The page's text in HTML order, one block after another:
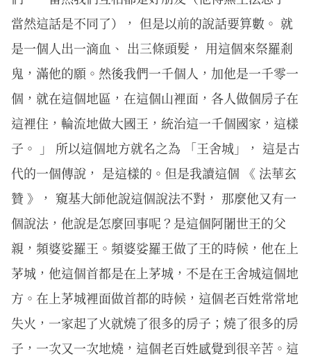
當然這話是不同了）， 但是以前的說話要算數。 就
是一個人出一滴血、 出三條頭髮， 用這個來祭羅剎
鬼，滿他的願。然後我們一千個人，加他是一千零一
個，就在這個地區，在這個山裡面，各人做個房子在
這裡住，輪流地做大國王，統治這一千個國家，這樣
子。 」 所以這個地方就名之為 「王舍城」， 這是古
代的一個傳說， 是這樣的。但是我讀這個 《 法華玄
贊 》， 窺基大師他說這個說法不對， 那麼他又有一
個說法，他說是怎麼回事呢？是這個阿闍世王的父
親，頻婆娑羅王。頻婆娑羅王做了王的時候，他在上
茅城，他這個首都是在上茅城，不是在王舍城這個地
方。在上茅城裡面做首都的時候，這個老百姓常常地
失火，一家起了火就燒了很多的房子；燒了很多的房
子，一次又一次地燒，這個老百姓感覺到很辛苦。這